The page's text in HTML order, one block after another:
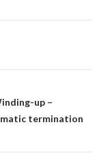
up –
termination